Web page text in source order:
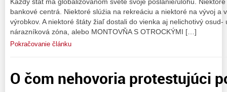
bankové centrá. Niektoré slúźia na rekreáciu a niektoré na vývoj a
výrobkov. A niektoré štáty žiaľ dostali do vienka aj nelichotivý
nárazníková zóna, alebo MONTOVŇA S OTROCKÝMI […]
Pokračovanie článku
O čom nehovoria protestujúci